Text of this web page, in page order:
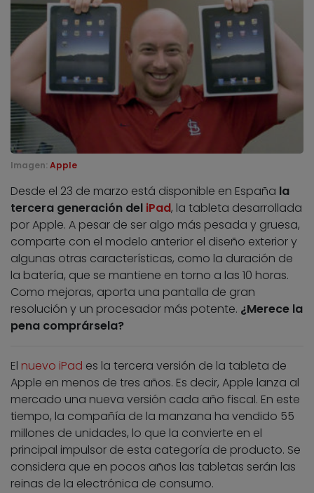
Imagen: Apple
Desde el 23 de marzo está disponible en España la
tercera generación del iPad, la tableta desarrollada
por Apple. A pesar de ser algo más pesada y gruesa,
comparte con el modelo anterior el diseño exterior y
algunas otras características, como la duración de
la batería, que se mantiene en torno a las 10 horas.
Como mejoras, aporta una pantalla de gran
resolución y un procesador más potente. ¿Merece la
pena comprársela?
El nuevo iPad es la tercera versión de la tableta de
Apple en menos de tres años. Es decir, Apple lanza al
mercado una nueva versión cada año fiscal. En este
tiempo, la compañía de la manzana ha vendido 55
millones de unidades, lo que la convierte en el
principal impulsor de esta categoría de producto. Se
considera que en pocos años las tabletas serán las
reinas de la electrónica de consumo.